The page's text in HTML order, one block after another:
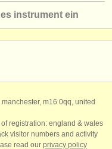
instrument ein
m16 0qq, united
registration: england & wales
visitor numbers and activity
read our privacy policy